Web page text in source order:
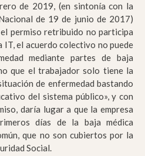
de 2019, (en sintonía con la
de 19 de junio de 2017)
permiso retribuido no participa
IT, el acuerdo colectivo no puede
mediante partes de baja
que el trabajador solo tiene la
de enfermedad bastando
del sistema público», y con
daría lugar a que la empresa
días de la baja médica
que no son cubiertos por la
Social.